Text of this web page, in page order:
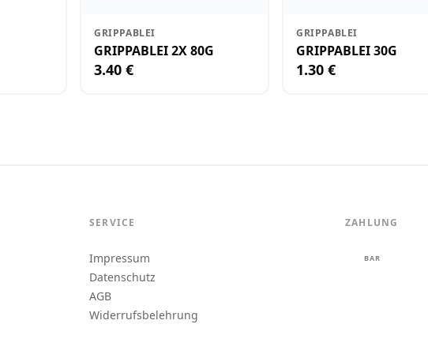
GRIPPABLEI
GRIPPABLEI 2X 80G
3.40 €
GRIPPABLEI
GRIPPABLEI 30G
1.30 €
SERVICE
Impressum
Datenschutz
AGB
Widerrufsbelehrung
ZAHLUNG
BAR